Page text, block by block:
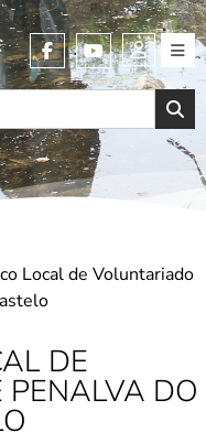
DE
DO
Local de Voluntariado